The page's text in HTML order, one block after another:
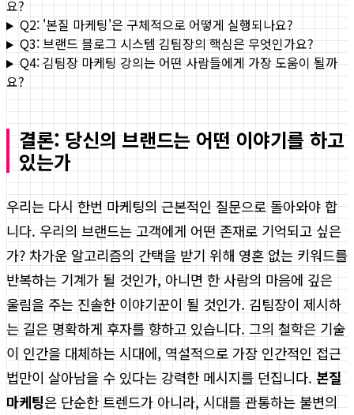
요?
Q2: '본질 마케팅'은 구체적으로 어떻게 실행되나요?
Q3: 브랜드 블로그 시스템 김팀장의 핵심은 무엇인가요?
Q4: 김팀장 마케팅 강의는 어떤 사람들에게 가장 도움이 될까
요?
결론: 당신의 브랜드는 어떤 이야기를 하고
있는가
우리는 다시 한번 마케팅의 근본적인 질문으로 돌아와야 합
니다. 우리의 브랜드는 고객에게 어떤 존재로 기억되고 싶은
가? 차가운 알고리즘의 간택을 받기 위해 영혼 없는 키워드를
반복하는 기계가 될 것인가, 아니면 한 사람의 마음에 깊은
울림을 주는 진솔한 이야기꾼이 될 것인가. 김팀장이 제시하
는 길은 명확하게 후자를 향하고 있습니다. 그의 철학은 기술
이 인간을 대체하는 시대에, 역설적으로 가장 인간적인 접근
법만이 살아남을 수 있다는 강력한 메시지를 던집니다. 본질
마케팅은 단순한 트렌드가 아니라, 시대를 관통하는 불변의